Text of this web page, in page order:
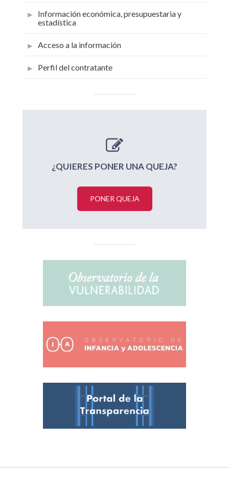
Información económica, presupuestaria y
estadística
Acceso a la información
Perfil del contratante
¿QUIERES PONER UNA QUEJA?
PONER QUEJA